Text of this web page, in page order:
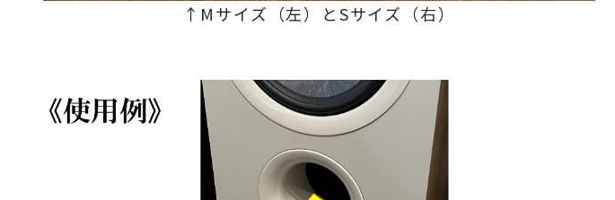
↑Mサイズ（左）とSサイズ（右）